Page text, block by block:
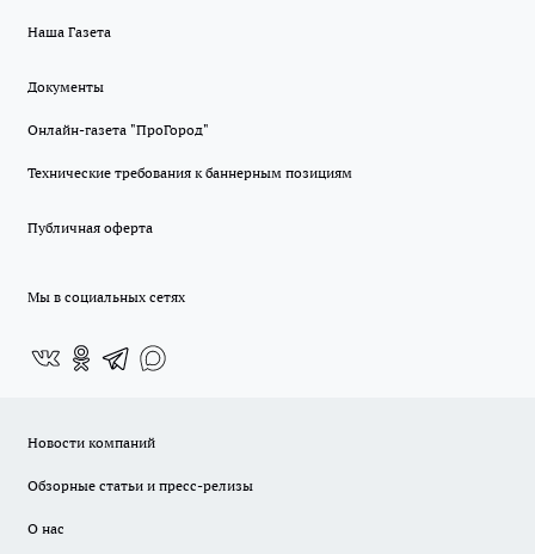
Наша Газета
Документы
Онлайн-газета "ПроГород"
Технические требования к баннерным позициям
Публичная оферта
Мы в социальных сетях
Новости компаний
Обзорные статьи и пресс-релизы
О нас